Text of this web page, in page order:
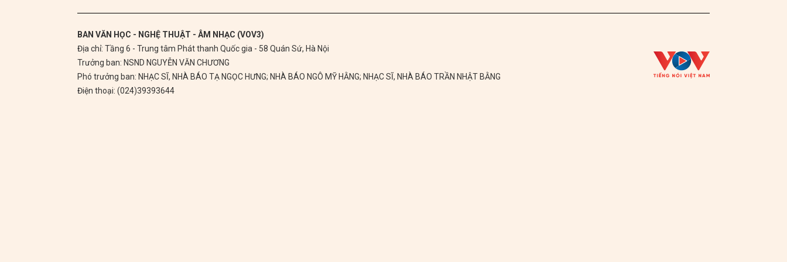
BAN VĂN HỌC - NGHỆ THUẬT - ÂM NHẠC (VOV3)
Địa chỉ: Tầng 6 - Trung tâm Phát thanh Quốc gia - 58 Quán Sứ, Hà Nội
Trưởng ban: NSND NGUYỄN VĂN CHƯƠNG
Phó trưởng ban: NHẠC SĨ, NHÀ BÁO TẠ NGỌC HƯNG; NHÀ BÁO NGÔ MỸ HẰNG; NHẠC SĨ, NHÀ BÁO TRẦN NHẬT BẰNG
Điện thoại: (024)39393644